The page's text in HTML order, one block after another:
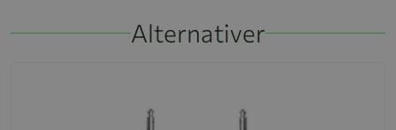
Alternativer